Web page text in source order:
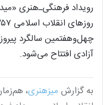
رویداد فرهنگی‌ـ‌هنری
چهل‌وهفتمین سالگرد
آزادی افتتاح می‌شود.
به گزارش میزهنری،